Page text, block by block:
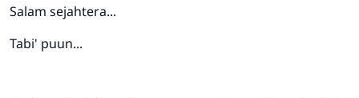
Salam sejahtera...
Tabi' puun...